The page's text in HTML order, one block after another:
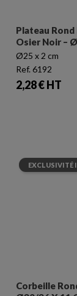
Plateau
Osier Noir –
Ø25 x 2 cm
Ref. 6192
Prix
2,28 € HT
Corbeille
EXCLUSIVITÉ